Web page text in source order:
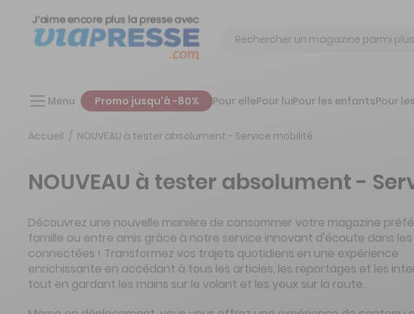
Chercher
Menu Promo jusqu'à -80% Pour ellePour luiPour les enfantsPour
Accueil NOUVEAU à tester absolument - Service mobilité
NOUVEAU à tester absolument -
Découvrez une nouvelle manière de consommer votre magazine
famille ou entre amis grâce à notre service innovant d'écoute dans
connectées ! Transformez vos trajets quotidiens en une expérience
enrichissante en accédant à tous les articles, les reportages et les
tout en gardant les mains sur le volant et les yeux sur la route.